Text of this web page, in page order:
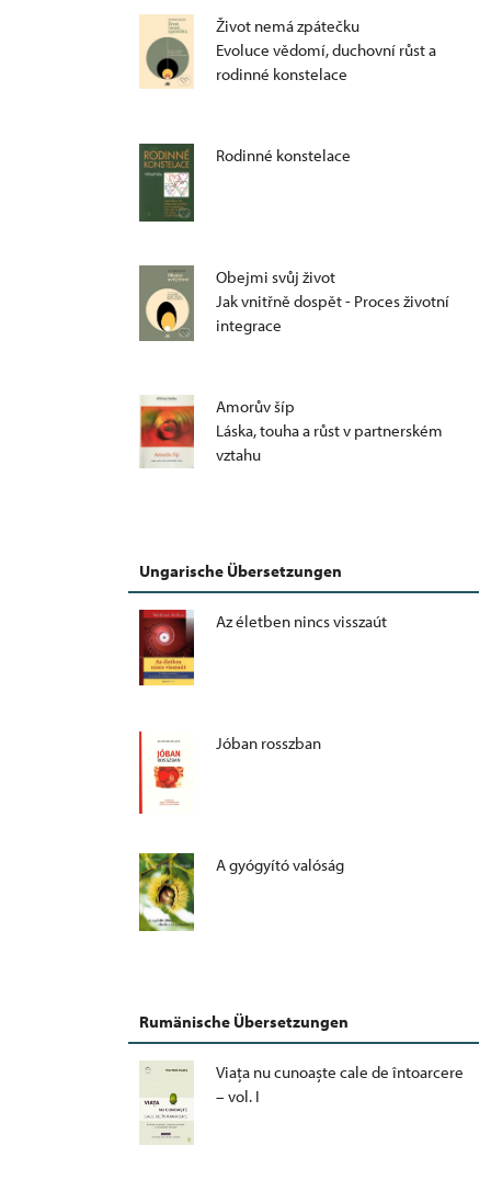
Život nemá zpátečku
Evoluce vědomí, duchovní růst a
rodinné konstelace
Rodinné konstelace
Obejmi svůj život
Jak vnitřně dospět - Proces životní
integrace
Amorův šíp
Láska, touha a růst v partnerském
vztahu
Ungarische Übersetzungen
Az életben nincs visszaút
Jóban rosszban
A gyógyító valóság
Rumänische Übersetzungen
Viața nu cunoaște cale de întoarcere
– vol. I